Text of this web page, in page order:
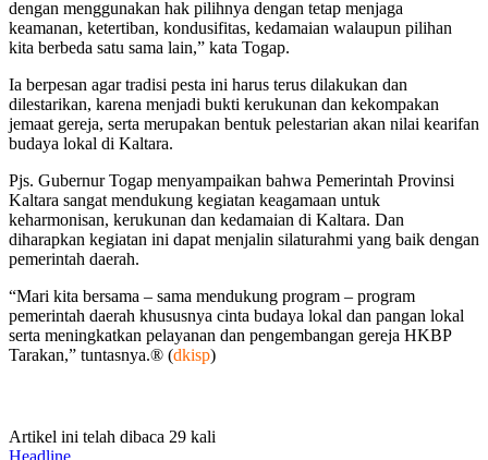
dengan menggunakan hak pilihnya dengan tetap menjaga
keamanan, ketertiban, kondusifitas, kedamaian walaupun pilihan
kita berbeda satu sama lain,” kata Togap.
Ia berpesan agar tradisi pesta ini harus terus dilakukan dan
dilestarikan, karena menjadi bukti kerukunan dan kekompakan
jemaat gereja, serta merupakan bentuk pelestarian akan nilai kearifan
budaya lokal di Kaltara.
Pjs. Gubernur Togap menyampaikan bahwa Pemerintah Provinsi
Kaltara sangat mendukung kegiatan keagamaan untuk
keharmonisan, kerukunan dan kedamaian di Kaltara. Dan
diharapkan kegiatan ini dapat menjalin silaturahmi yang baik dengan
pemerintah daerah.
“Mari kita bersama – sama mendukung program – program
pemerintah daerah khususnya cinta budaya lokal dan pangan lokal
serta meningkatkan pelayanan dan pengembangan gereja HKBP
Tarakan,” tuntasnya.® (dkisp)
Artikel ini telah dibaca 29 kali
Headline